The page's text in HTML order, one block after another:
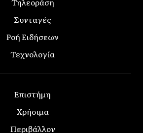
Συνταγές
Ροή Ειδήσεων
Τεχνολογία
Επιστήμη
Χρήσιμα
Περιβάλλον